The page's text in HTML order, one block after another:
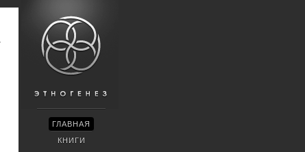
ГЛАВНАЯ
КНИГИ